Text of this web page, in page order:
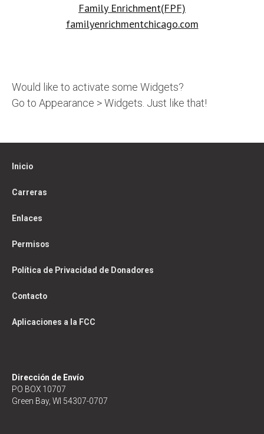
Family Enrichment(FPF)
familyenrichmentchicago.com
Would like to activate some Widgets?
Go to Appearance > Widgets. Just like that!
Inicio
Carreras
Enlaces
Permisos
Política de Privacidad de Donadores
Contacto
Aplicaciones a la FCC
Dirección de Envío
PO BOX 10707
Green Bay, WI 54307-0707